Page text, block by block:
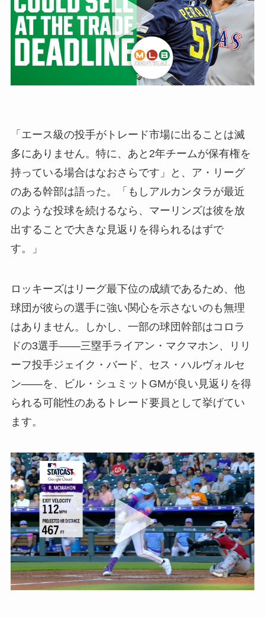
「エース級の投手がトレード市場に出ることは滅
多にありません。特に、あと2年チームが保有権を
持っている場合はなおさらです」と、ア・リーグ
のある幹部は語った。「もしアルカンタラが最近
のような投球を続けるなら、マーリンズは彼を放
出することで大きな見返りを得られるはずで
す。」
ロッキーズはリーグ最下位の成績であるため、他
球団が彼らの選手に強い関心を示さないのも無理
はありません。しかし、一部の球団幹部はコロラ
ドの3選手――三塁手ライアン・マクマホン、リリ
ーフ投手ジェイク・バード、セス・ハルヴォルセ
ン――を、ビル・シュミットGMが良い見返りを得
られる可能性のあるトレード要員として挙げてい
ます。